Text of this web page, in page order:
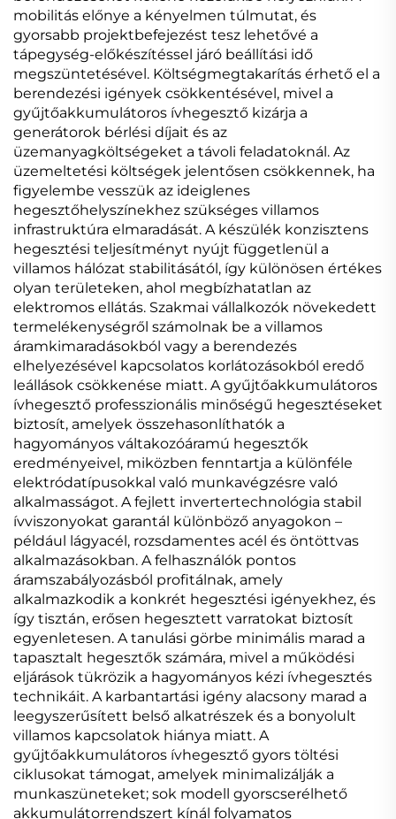
mobilitás előnye a kényelmen túlmutat, és
gyorsabb projektbefejezést tesz lehetővé a
tápegység-előkészítéssel járó beállítási idő
megszüntetésével. Költségmegtakarítás érhető el a
berendezési igények csökkentésével, mivel a
gyűjtőakkumulátoros ívhegesztő kizárja a
generátorok bérlési díjait és az
üzemanyagköltségeket a távoli feladatoknál. Az
üzemeltetési költségek jelentősen csökkennek, ha
figyelembe vesszük az ideiglenes
hegesztőhelyszínekhez szükséges villamos
infrastruktúra elmaradását. A készülék konzisztens
hegesztési teljesítményt nyújt függetlenül a
villamos hálózat stabilitásától, így különösen értékes
olyan területeken, ahol megbízhatatlan az
elektromos ellátás. Szakmai vállalkozók növekedett
termelékenységről számolnak be a villamos
áramkimaradásokból vagy a berendezés
elhelyezésével kapcsolatos korlátozásokból eredő
leállások csökkenése miatt. A gyűjtőakkumulátoros
ívhegesztő professzionális minőségű hegesztéseket
biztosít, amelyek összehasonlíthatók a
hagyományos váltakozóáramú hegesztők
eredményeivel, miközben fenntartja a különféle
elektródatípusokkal való munkavégzésre való
alkalmasságot. A fejlett invertertechnológia stabil
ívviszonyokat garantál különböző anyagokon –
például lágyacél, rozsdamentes acél és öntöttvas
alkalmazásokban. A felhasználók pontos
áramszabályozásból profitálnak, amely
alkalmazkodik a konkrét hegesztési igényekhez, és
így tisztán, erősen hegesztett varratokat biztosít
egyenletesen. A tanulási görbe minimális marad a
tapasztalt hegesztők számára, mivel a működési
eljárások tükrözik a hagyományos kézi ívhegesztés
technikáit. A karbantartási igény alacsony marad a
leegyszerűsített belső alkatrészek és a bonyolult
villamos kapcsolatok hiánya miatt. A
gyűjtőakkumulátoros ívhegesztő gyors töltési
ciklusokat támogat, amelyek minimalizálják a
munkaszüneteket; sok modell gyorscserélhető
akkumulátorrendszert kínál folyamatos